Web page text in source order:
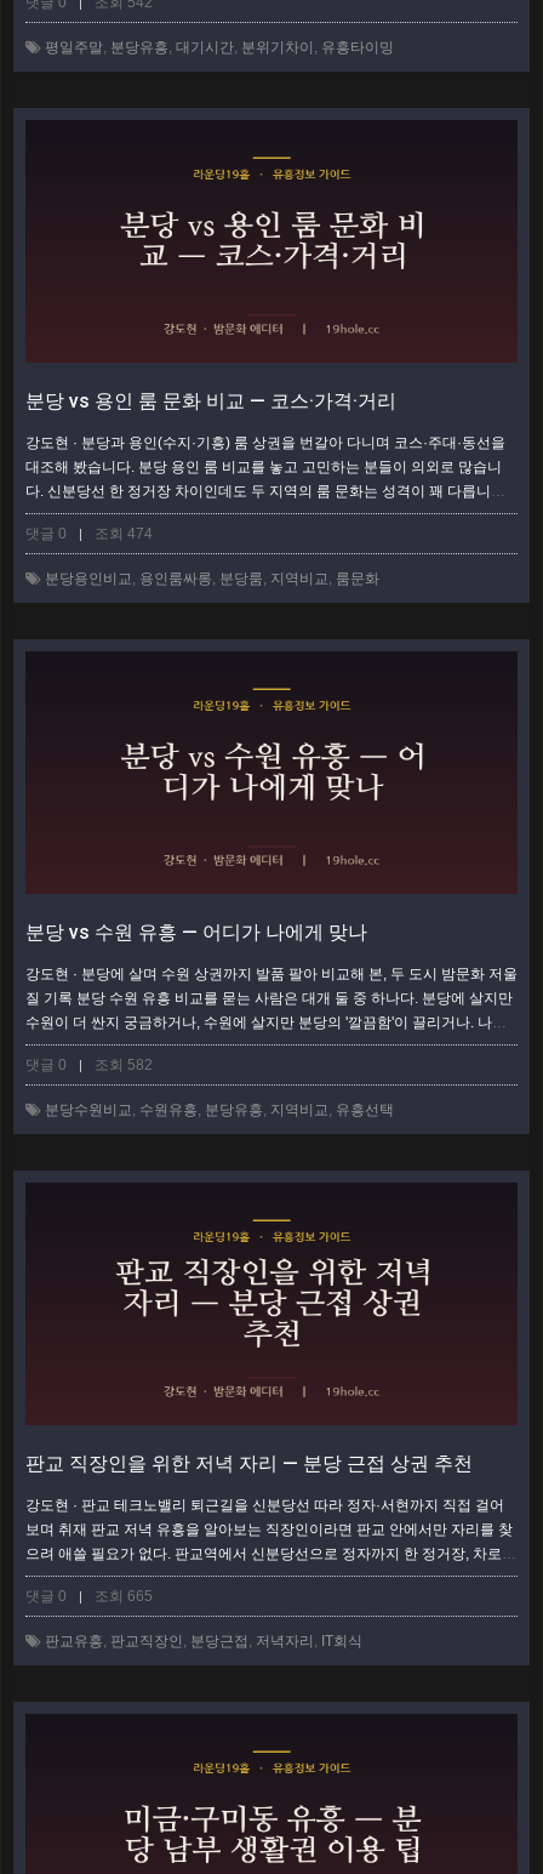
동은 사실상 다른 동네처럼 느껴질 정도다. 이 글은 값·분위기·대기라는 세 축
눈에 보는 평일 vs 주말 비교 항목평일 (월~목)주말 (금~토) 주대 경향기본…
평일주말, 분당유흥, 대기시간, 분위기차이 , 유흥타이밍
분당 vs 용인 룸 문화 비교 — 코스·가격·거리
강도현 · 분당과 용인(수지·기흥) 룸 상권을 번갈아 다니며 코스·주대·동선을
대조해 봤습니다. 분당 용인 룸 비교를 놓고 고민하는 분들이 의외로 많습니
다. 신분당선 한 정거장 차이인데도 두 지역의 룸 문화는 성격이 꽤 다릅니다.
분당은 정자·서현을 축으로 코스가 표준화돼 있고, 용인은 수지·기흥·죽전으
로 상권이 흩어지면서 가성비와 편안함이 강점입니다. 어느 쪽이 낫다기보다,
정리했습니다. 한눈에 보는 분당 vs 용인 룸 비교표 항목분당(정자·서현)용인
댓글 0 | 조회 474
분당용인비교, 용인룸싸롱, 분당룸, 지역비교, 룸문화
분당 vs 수원 유흥 — 어디가 나에게 맞나
강도현 · 분당에 살며 수원 상권까지 발품 팔아 비교해 본, 두 도시 밤문화 저울
질 기록 분당 수원 유흥 비교를 묻는 사람은 대개 둘 중 하나다. 분당에 살지만
수원이 더 싼지 궁금하거나, 수원에 살지만 분당의 '깔끔함'이 끌리거나. 나는
두 도시를 오가며 상권을 밟아 봤고, 결론은 '어디가 더 좋다'가 아니라 '무엇을
우선하느냐'였다. 이 글은 가격·분위기·접근성·상권 밀도를 표로 마주 세운 뒤,
표 항목분당 (정자·서현·야탑)수원 (인계·수원역권) …더보기
댓글 0 | 조회 582
분당수원비교, 수원유흥, 분당유흥, 지역비교, 유흥선택
판교 직장인을 위한 저녁 자리 — 분당 근접 상권 추천
강도현 · 판교 테크노밸리 퇴근길을 신분당선 따라 정자·서현까지 직접 걸어
보며 취재 판교 저녁 유흥을 알아보는 직장인이라면 판교 안에서만 자리를 찾
으려 애쓸 필요가 없다. 판교역에서 신분당선으로 정자까지 한 정거장, 차로도
10분이면 정자·서현·미금 상권이 곧장 붙어 있어서, 사무실을 나선 흐름 그대
로 분당으로 넘어가는 편이 훨씬 현실적이다. 이 글은 판교 직장인이 실제로
로 움직이는 게 후회가 적은지를 상황별로 갈라 정리했다. 왜 판교 사람들은
댓글 0 | 조회 665
판교유흥, 판교직장인 , 분당근접 , 저녁자리 , IT회식